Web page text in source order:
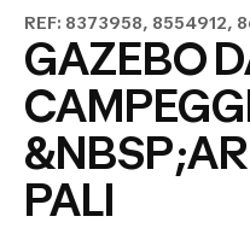
REF: 8373958, 8554912,
GAZEBO
PALI